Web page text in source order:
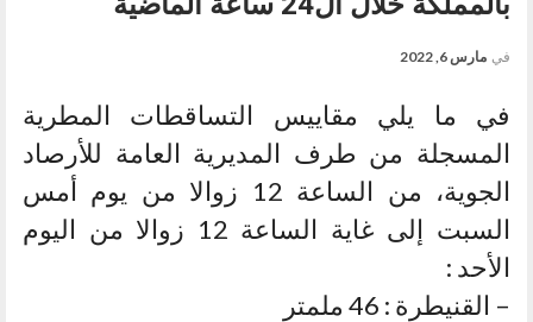
في مارس 6, 2022
في ما يلي مقاييس التساقطات المطرية
المسجلة من ‏طرف المديرية العامة للأرصاد
الجوية، من الساعة 12 زوالا من يوم أمس
السبت إلى غاية الساعة 12 زوالا من اليوم
الأحد :
– القنيطرة : 46 ملمتر